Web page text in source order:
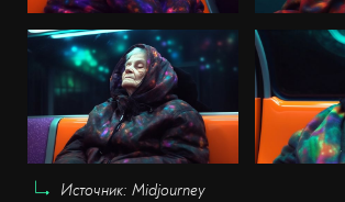
Источник: Midjourney